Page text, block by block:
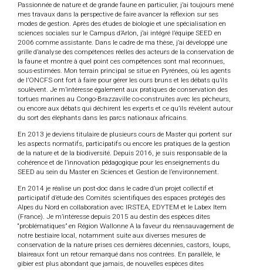
Passionnée de nature et de grande faune en particulier, j’ai toujours mené
mes travaux dans la perspective de faire avancer la réflexion sur ses
modes de gestion. Après des études de biologie et une spécialisation en
sciences sociales sur le Campus d’Arlon, j’ai intégré l’équipe SEED en
2006 comme assistante. Dans le cadre de ma thèse, j’ai développé une
grille d’analyse des compétences réelles des acteurs de la conservation de
la faune et montre à quel point ces compétences sont mal reconnues,
sous-estimées. Mon terrain principal se situe en Pyrénées, où les agents
de l’ONCFS ont fort à faire pour gérer les ours bruns et les débats qu’ils
soulèvent. Je m’intéresse également aux pratiques de conservation des
tortues marines au Congo-Brazzaville co-construites avec les pêcheurs,
ou encore aux débats qui déchirent les experts et ce qu’ils révèlent autour
du sort des éléphants dans les parcs nationaux africains.
En 2013 je deviens titulaire de plusieurs cours de Master qui portent sur
les aspects normatifs, participatifs ou encore les pratiques de la gestion
de la nature et de la biodiversité. Depuis 2016, je suis responsable de la
cohérence et de l’innovation pédagogique pour les enseignements du
SEED au sein du Master en Sciences et Gestion de l’environnement.
En 2014 je réalise un post-doc dans le cadre d’un projet collectif et
participatif d’étude des Comités scientifiques des espaces protégés des
Alpes du Nord en collaboration avec IRSTEA, EDYTEM et le Labex Item
(France). Je m’intéresse depuis 2015 au destin des espèces dites
“problématiques” en Région Wallonne A la faveur du réensauvagement de
notre bestiaire local, notamment suite aux diverses mesures de
conservation de la nature prises ces dernières décennies, castors, loups,
blaireaux font un retour remarqué dans nos contrées. En parallèle, le
gibier est plus abondant que jamais, de nouvelles espèces dites